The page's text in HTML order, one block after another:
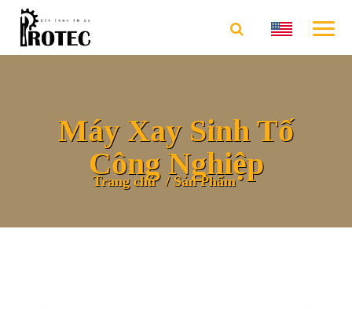
Máy Xay Sinh Tố
Công Nghiệp
Trang chủ Sản Phẩm